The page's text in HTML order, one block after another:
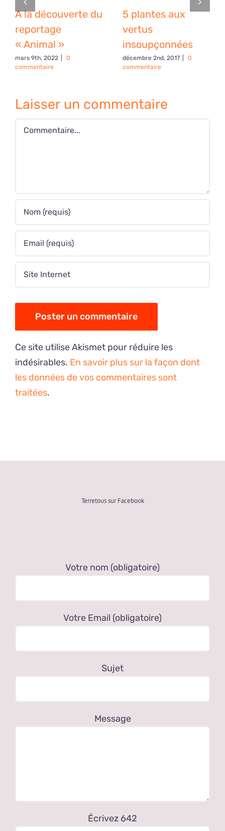
A la découverte du
reportage
« Animal »
mars 9th, 2022
0
commentaire
5 plantes aux
vertus
insoupçonnées
décembre 2nd, 2017
0
commentaire
Laisser un commentaire
Commentaire
Ce site utilise Akismet pour réduire les
indésirables. En savoir plus sur la façon dont
les données de vos commentaires sont
traitées.
Terretous sur Facebook
Votre nom (obligatoire)
Votre Email (obligatoire)
Sujet
Message
Écrivez 642